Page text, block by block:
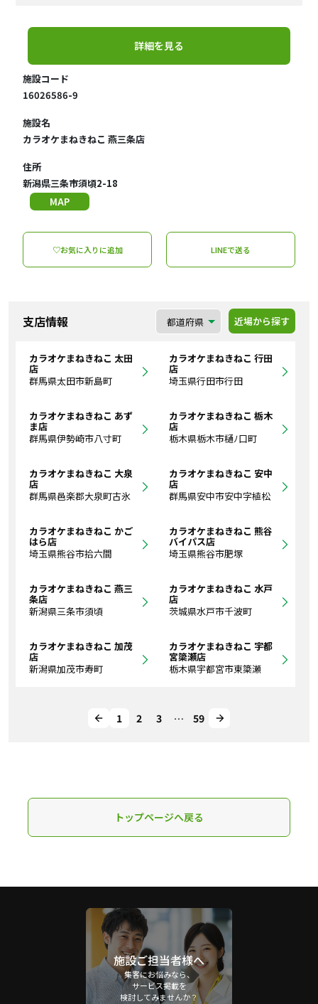
詳細を見る
施設コード
16026586-9
施設名
カラオケまねきねこ 燕三条店
住所
新潟県三条市須頃2-18
MAP
♡お気に入りに追加 LINEで送る
支店情報 近場から探す
カラオケまねきねこ 太田
店
群馬県太田市新島町
カラオケまねきねこ 行田
店
埼玉県行田市行田
カラオケまねきねこ あず
ま店
群馬県伊勢崎市八寸町
カラオケまねきねこ 栃木
店
栃木県栃木市樋ﾉ口町
カラオケまねきねこ 大泉
店
群馬県邑楽郡大泉町古氷
カラオケまねきねこ 安中
店
群馬県安中市安中字植松
カラオケまねきねこ かご
はら店
埼玉県熊谷市拾六間
カラオケまねきねこ 熊谷
バイパス店
埼玉県熊谷市肥塚
カラオケまねきねこ 燕三
条店
新潟県三条市須頃
カラオケまねきねこ 水戸
店
茨城県水戸市千波町
カラオケまねきねこ 加茂
店
新潟県加茂市寿町
カラオケまねきねこ 宇都
宮簗瀬店
栃木県宇都宮市東簗瀬
1 2 3 … 59
トップページへ戻る
施設ご担当者様へ
集客にお悩みなら、
サービス掲載を
検討してみませんか？